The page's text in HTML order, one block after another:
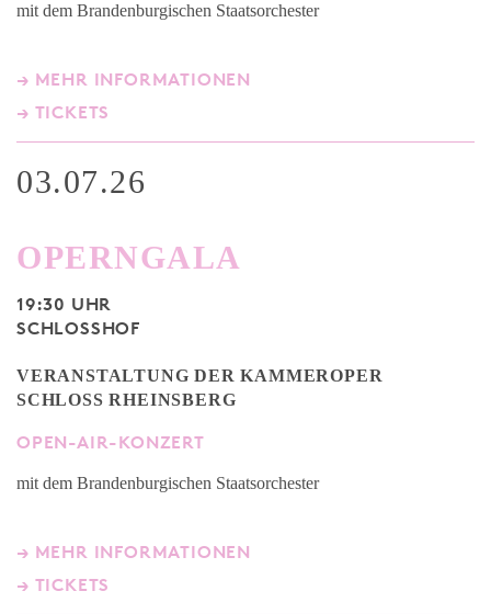
mit dem Brandenburgischen Staatsorchester
→ MEHR INFORMATIONEN
→ TICKETS
03.07.26
OPERNGALA
19:30 UHR
SCHLOSSHOF
VERANSTALTUNG DER KAMMEROPER
SCHLOSS RHEINSBERG
OPEN-AIR-KONZERT
mit dem Brandenburgischen Staatsorchester
→ MEHR INFORMATIONEN
→ TICKETS